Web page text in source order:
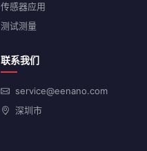
传感器应用
测试测量
联系我们
service@eenano.com
深圳市